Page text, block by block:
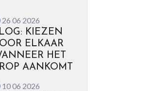
26 06 2026
KIEZEN
ELKAAR
HET
AANKOMT
10 06 2026